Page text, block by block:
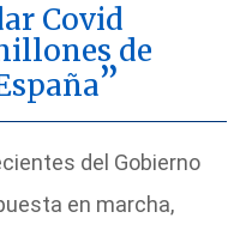
Covid
de
del Gobierno
en marcha,